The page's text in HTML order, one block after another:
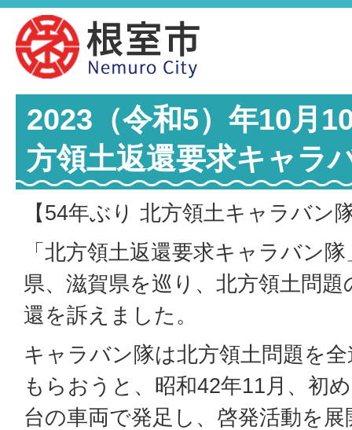
2023（令和5）年10月
方領土返還要求キャラ
【54年ぶり 北方領土キャラバン
「北方領土返還要求キャラバン
県、滋賀県を巡り、北方領土問
還を訴えました。
キャラバン隊は北方領土問題を
もらおうと、昭和42年11月、初
台の車両で発足し、啓発活動を